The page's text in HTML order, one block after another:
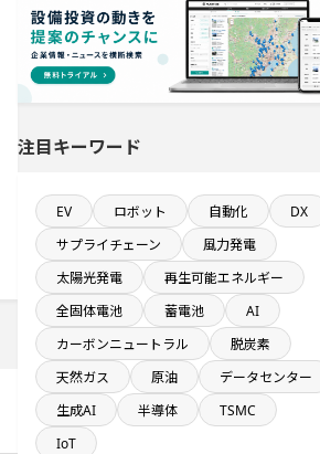
従業員数が100人以上の企業一覧
完成から約5年経過プロジェクト
半導体設備に投資する設備新設計画
従業員数100名以上プロジェクト
直近3か月以内に着手する設備新設計
画
発電設備の導入を含む物流施設プロ
ジェクト
注目キーワード
EV ロボット 自動化
DX
サプライチェーン
風力発電
太陽光発電
再生可能エネルギー
全固体電池
蓄電池
AI
カーボンニュートラル
脱炭素
天然ガス
原油
データセンター
生成AI
半導体
TSMC
IoT